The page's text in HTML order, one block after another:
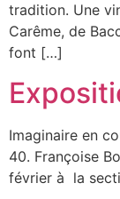
tradition. Une
Carême, de
font […]
Imaginaire en
40. Françoise
février à la